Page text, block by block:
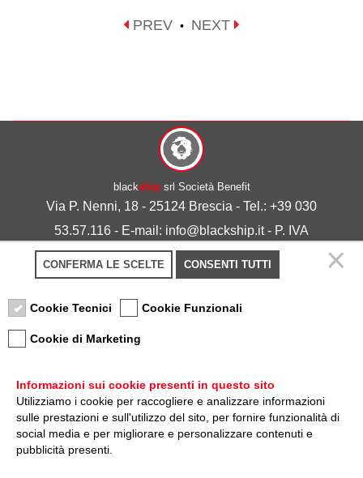
PREV • NEXT
blackshipsrl Società Benefit
Via P. Nenni, 18 - 25124 Brescia - Tel.: +39 030
53.57.116 - E-mail: info@blackship.it - P. IVA
03492980986
Privacy policy-Cookie policy
Nota sulla Certificazione
CONFERMA LE SCELTE CONSENTI TUTTI
Cookie Tecnici Cookie Funzionali
Cookie di Marketing
Informazioni sui cookie presenti in questo sito
Utilizziamo i cookie per raccogliere e analizzare informazioni
sulle prestazioni e sull'utilizzo del sito, per fornire funzionalità di
social media e per migliorare e personalizzare contenuti e
pubblicità presenti.